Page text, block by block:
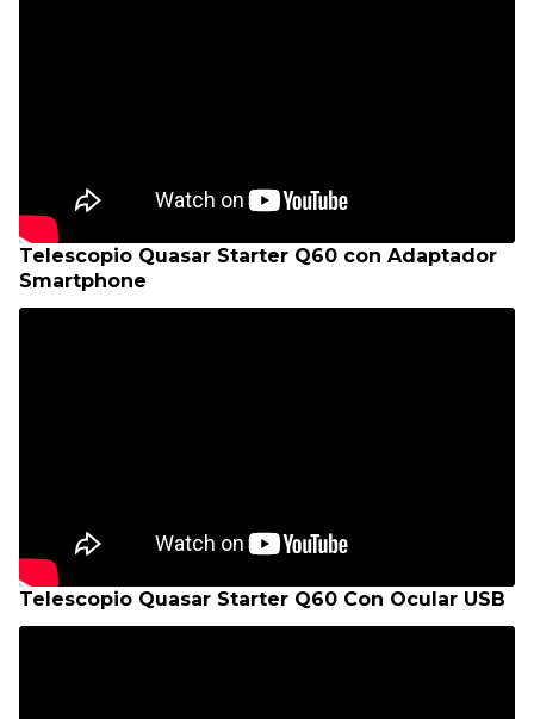
Telescopio Quasar Starter Q60 con Adaptador
Smartphone
Telescopio Quasar Starter Q60 Con Ocular USB